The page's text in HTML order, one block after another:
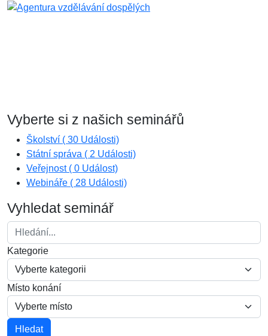
Vyberte si z našich seminářů
Školství ( 30 Události)
Státní správa ( 2 Události)
Veřejnost ( 0 Událost)
Webináře ( 28 Události)
Vyhledat seminář
Kategorie
Místo konání